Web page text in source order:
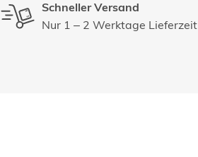
Schneller Versand
Nur 1 – 2 Werktage Lieferzeit